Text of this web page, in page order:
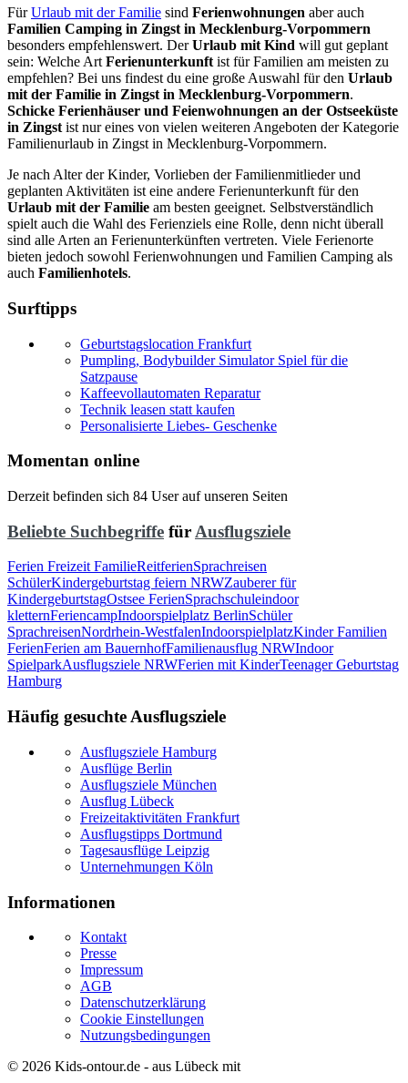
FürUrlaub mit der Familie sind Ferienwohnungen aber auch
Familien Camping in Zingst in Mecklenburg-Vorpommern
besonders empfehlenswert. DerUrlaub mit Kind will gut geplant
sein: Welche Art Ferienunterkunft ist für Familien am meisten zu
empfehlen? Bei uns findest du eine große Auswahl für den Urlaub
mit der Familie in Zingst in Mecklenburg-Vorpommern.
Schicke Ferienhäuser und Feienwohnungen an der Ostseeküste
in Zingst ist nur eines von vielen weiteren Angeboten der Kategorie
Familienurlaub in Zingst in Mecklenburg-Vorpommern.
Je nach Alter der Kinder, Vorlieben der Familienmitlieder und
geplanten Aktivitäten ist eine andere Ferienunterkunft für den
Urlaub mit der Familie am besten geeignet. Selbstverständlich
spielt auch die Wahl des Ferienziels eine Rolle, denn nicht überall
sind alle Arten an Ferienunterkünften vertreten. Viele Ferienorte
bieten jedoch sowohl Ferienwohnungen und Familien Camping als
auch Familienhotels.
Surftipps
Geburtstagslocation Frankfurt
Pumpling, Bodybuilder Simulator Spiel für die
Satzpause
Kaffeevollautomaten Reparatur
Technik leasen statt kaufen
Personalisierte Liebes- Geschenke
Momentan online
Derzeit befinden sich 84 User auf unseren Seiten
Beliebte Suchbegriffe für Ausflugsziele
Ferien Freizeit FamilieReitferienSprachreisen
SchülerKindergeburtstag feiern NRWZauberer für
KindergeburtstagOstsee FerienSprachschuleindoor
kletternFeriencampIndoorspielplatz BerlinSchüler
SprachreisenNordrhein-WestfalenIndoorspielplatzKinder Familien
FerienFerien am BauernhofFamilienausflug NRWIndoor
SpielparkAusflugsziele NRWFerien mit KinderTeenager Geburtstag
Hamburg
Häufig gesuchte Ausflugsziele
Ausflugsziele Hamburg
Ausflüge Berlin
Ausflugsziele München
Ausflug Lübeck
Freizeitaktivitäten Frankfurt
Ausflugstipps Dortmund
Tagesausflüge Leipzig
Unternehmungen Köln
Informationen
Kontakt
Presse
Impressum
AGB
Datenschutzerklärung
Cookie Einstellungen
Nutzungsbedingungen
© 2026 Kids-ontour.de - aus Lübeck mit